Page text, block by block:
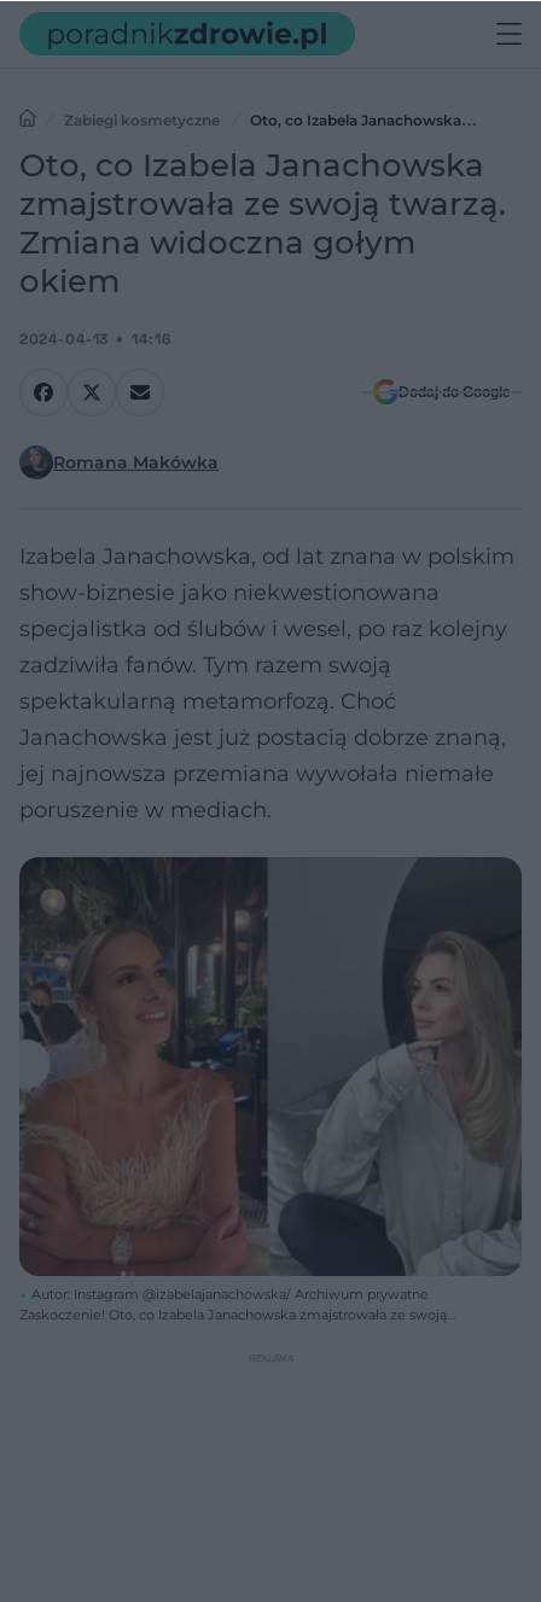
Zabiegi kosmetyczne
Oto, co Izabela Janachowska
zmajstrowała ze swoją twarzą. Zmiana widoczna gołym okiem
Oto, co Izabela Janachowska
zmajstrowała ze swoją twarzą.
Zmiana widoczna gołym
okiem
2024-04-13 14:16
Dodaj do Google
Romana Makówka
Izabela Janachowska, od lat znana w polskim
show-biznesie jako niekwestionowana
specjalistka od ślubów i wesel, po raz kolejny
zadziwiła fanów. Tym razem swoją
spektakularną metamorfozą. Choć
Janachowska jest już postacią dobrze znaną,
jej najnowsza przemiana wywołała niemałe
poruszenie w mediach.
Autor: Instagram @izabelajanachowska/ Archiwum prywatne
Zaskoczenie! Oto, co Izabela Janachowska zmajstrowała ze swoją